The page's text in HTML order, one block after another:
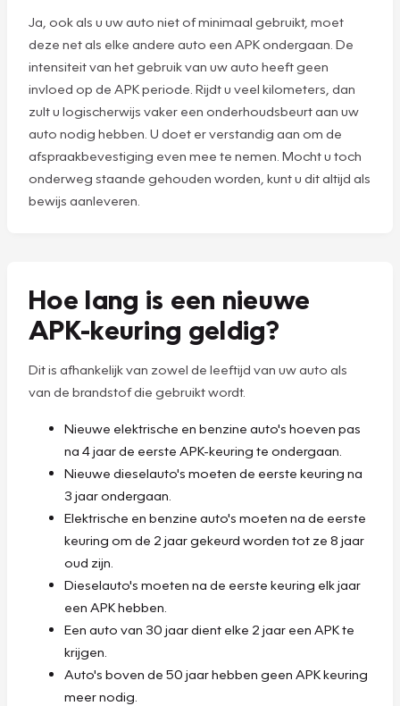
Ja, ook als u uw auto niet of minimaal gebruikt, moet
deze net als elke andere auto een APK ondergaan. De
intensiteit van het gebruik van uw auto heeft geen
invloed op de APK periode. Rijdt u veel kilometers, dan
zult u logischerwijs vaker een onderhoudsbeurt aan uw
auto nodig hebben. U doet er verstandig aan om de
afspraakbevestiging even mee te nemen. Mocht u toch
onderweg staande gehouden worden, kunt u dit altijd als
bewijs aanleveren.
Hoe lang is een nieuwe
APK-keuring geldig?
Dit is afhankelijk van zowel de leeftijd van uw auto als
van de brandstof die gebruikt wordt.
Nieuwe elektrische en benzine auto's hoeven pas
na 4 jaar de eerste APK-keuring te ondergaan.
Nieuwe dieselauto's moeten de eerste keuring na
3 jaar ondergaan.
Elektrische en benzine auto's moeten na de eerste
keuring om de 2 jaar gekeurd worden tot ze 8 jaar
oud zijn.
Dieselauto's moeten na de eerste keuring elk jaar
een APK hebben.
Een auto van 30 jaar dient elke 2 jaar een APK te
krijgen.
Auto's boven de 50 jaar hebben geen APK keuring
meer nodig.